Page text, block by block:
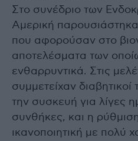
Στο συνέδριο των
Αμερική
που αφορούσαν στο
αποτελέσματα των
ενθαρρυντικά. Στις
συμμετείχαν
την συσκευή για λίγες
συνθήκες, και η
ικανοποιητική με πολύ